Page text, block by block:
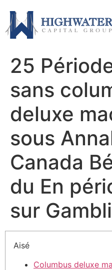
25
sans
deluxe
sous
Canada
du En
sur
Aisé
Columbus deluxe